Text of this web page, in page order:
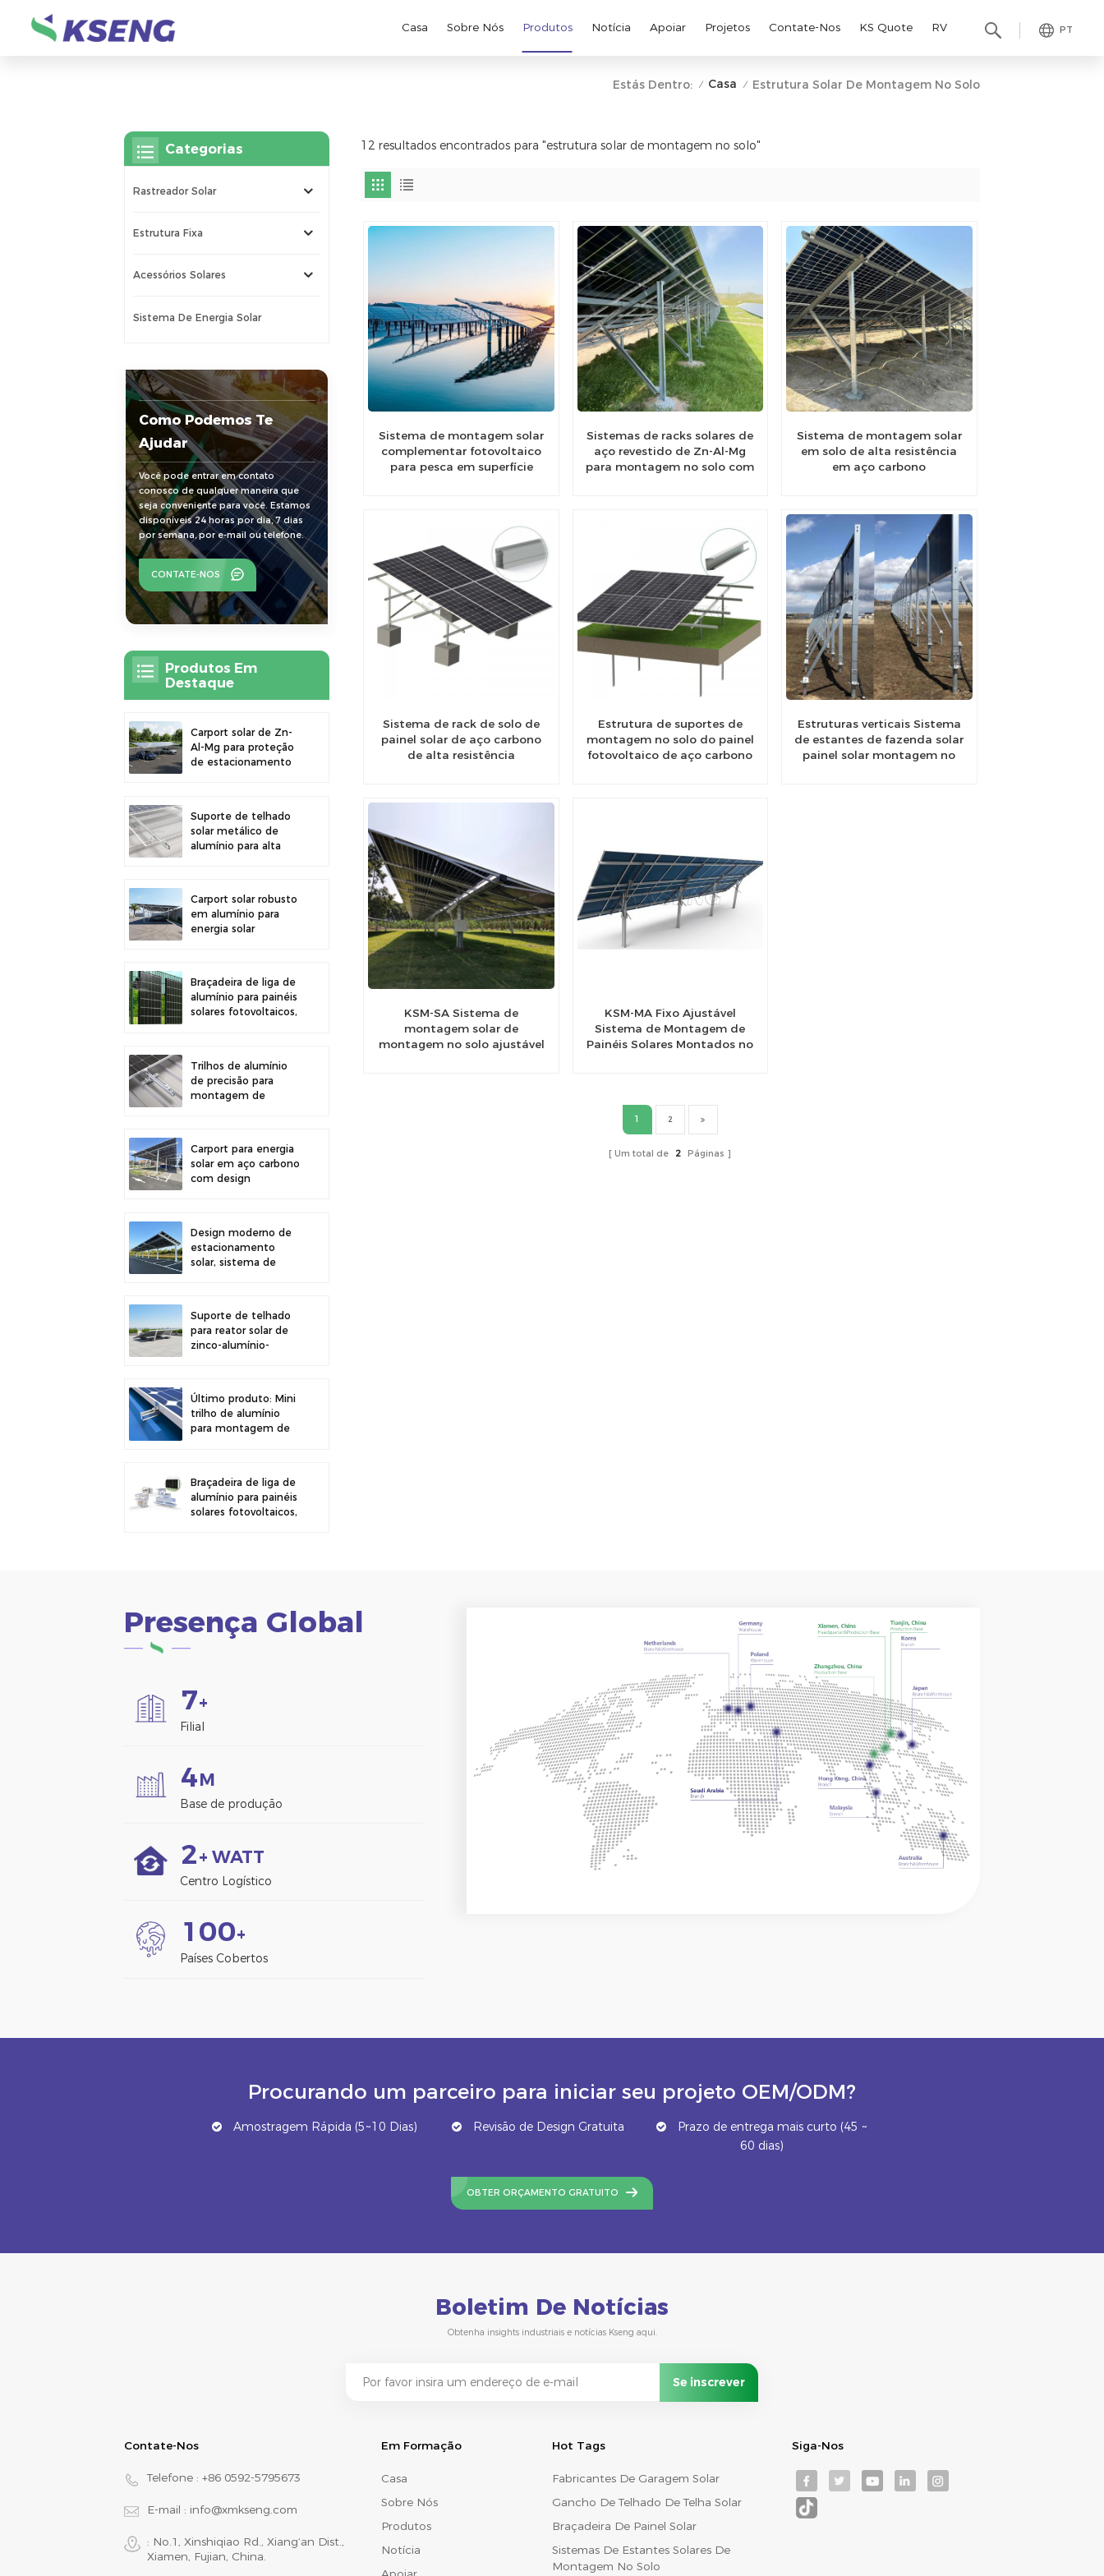
PT
Casa Sobre Nós Produtos Notícia Apoiar Projetos Contate-Nos KS Quote RV
Estás Dentro: / Casa / Estrutura Solar De Montagem No Solo
12 resultados encontrados para "estrutura solar de montagem no solo"
Sistema de montagem solar
complementar fotovoltaico
para pesca em superfície
Sistemas de racks solares de
aço revestido de Zn-Al-Mg
para montagem no solo com
Sistema de montagem solar
em solo de alta resistência
em aço carbono
Sistema de rack de solo de
painel solar de aço carbono
de alta resistência
Estrutura de suportes de
montagem no solo do painel
fotovoltaico de aço carbono
Estruturas verticais Sistema
de estantes de fazenda solar
painel solar montagem no
KSM-SA Sistema de
montagem solar de
montagem no solo ajustável
KSM-MA Fixo Ajustável
Sistema de Montagem de
Painéis Solares Montados no
1 2
Um total de 2 Páginas
Categorias
Rastreador Solar
Estrutura Fixa
Acessórios Solares
Sistema De Energia Solar
Como Podemos Te
Ajudar
Você pode entrar em contato
conosco de qualquer maneira que
seja conveniente para você. Estamos
disponíveis 24 horas por dia, 7 dias
por semana, por e-mail ou telefone.
CONTATE-NOS
Produtos Em
Destaque
Carport solar de Zn-
Al-Mg para proteção
de estacionamento
Suporte de telhado
solar metálico de
alumínio para alta
Carport solar robusto
em alumínio para
energia solar
Braçadeira de liga de
alumínio para painéis
solares fotovoltaicos,
Trilhos de alumínio
de precisão para
montagem de
estabilidade.
Carport para energia
solar em aço carbono
com design
Design moderno de
estacionamento
solar, sistema de
resistência.
Suporte de telhado
para reator solar de
zinco-alumínio-
fácil instalação.
Último produto: Mini
trilho de alumínio
para montagem de
Braçadeira de liga de
alumínio para painéis
solares fotovoltaicos,
Presença Global
7+
Filial
4M
Base de produção
2+ WATT
Centro Logístico
1 00+
Países Cobertos
Procurando um parceiro para iniciar seu projeto OEM/ODM?
Amostragem Rápida (5~10 Dias) Revisão de Design Gratuita
Prazo de entrega mais curto (45 ~
60 dias)
OBTER ORÇAMENTO GRATUITO
Boletim De Notícias
Obtenha insights industriais e notícias Kseng aqui.
Contate-Nos
Telefone : +86 0592-5795673
E-mail : info@xmkseng.com
: No.1, Xinshiqiao Rd., Xiang‘an Dist.,
Xiamen, Fujian, China.
Em Formação
Casa
Sobre Nós
Produtos
Notícia
Hot Tags
Fabricantes De Garagem Solar
Gancho De Telhado De Telha Solar
Braçadeira De Painel Solar
Sistemas De Estantes Solares De
Montagem No Solo
Siga-Nos